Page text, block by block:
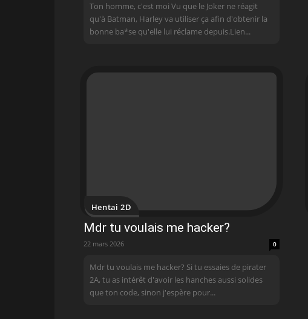
Ton homme, c'est moi Vu que le Joker ne réagit
qu'à Batman, Harley va utiliser ça afin d'obtenir la
bonne ba*se qu'elle lui réclame depuis.Lien...
Hentai 2D
Mdr tu voulais me hacker?
22 mars 2026 0
Mdr tu voulais me hacker? Si tu essaies de pirater
2A, tu as intérêt d'avoir les hanches aussi solides
que ton code, sinon j'espère pour...